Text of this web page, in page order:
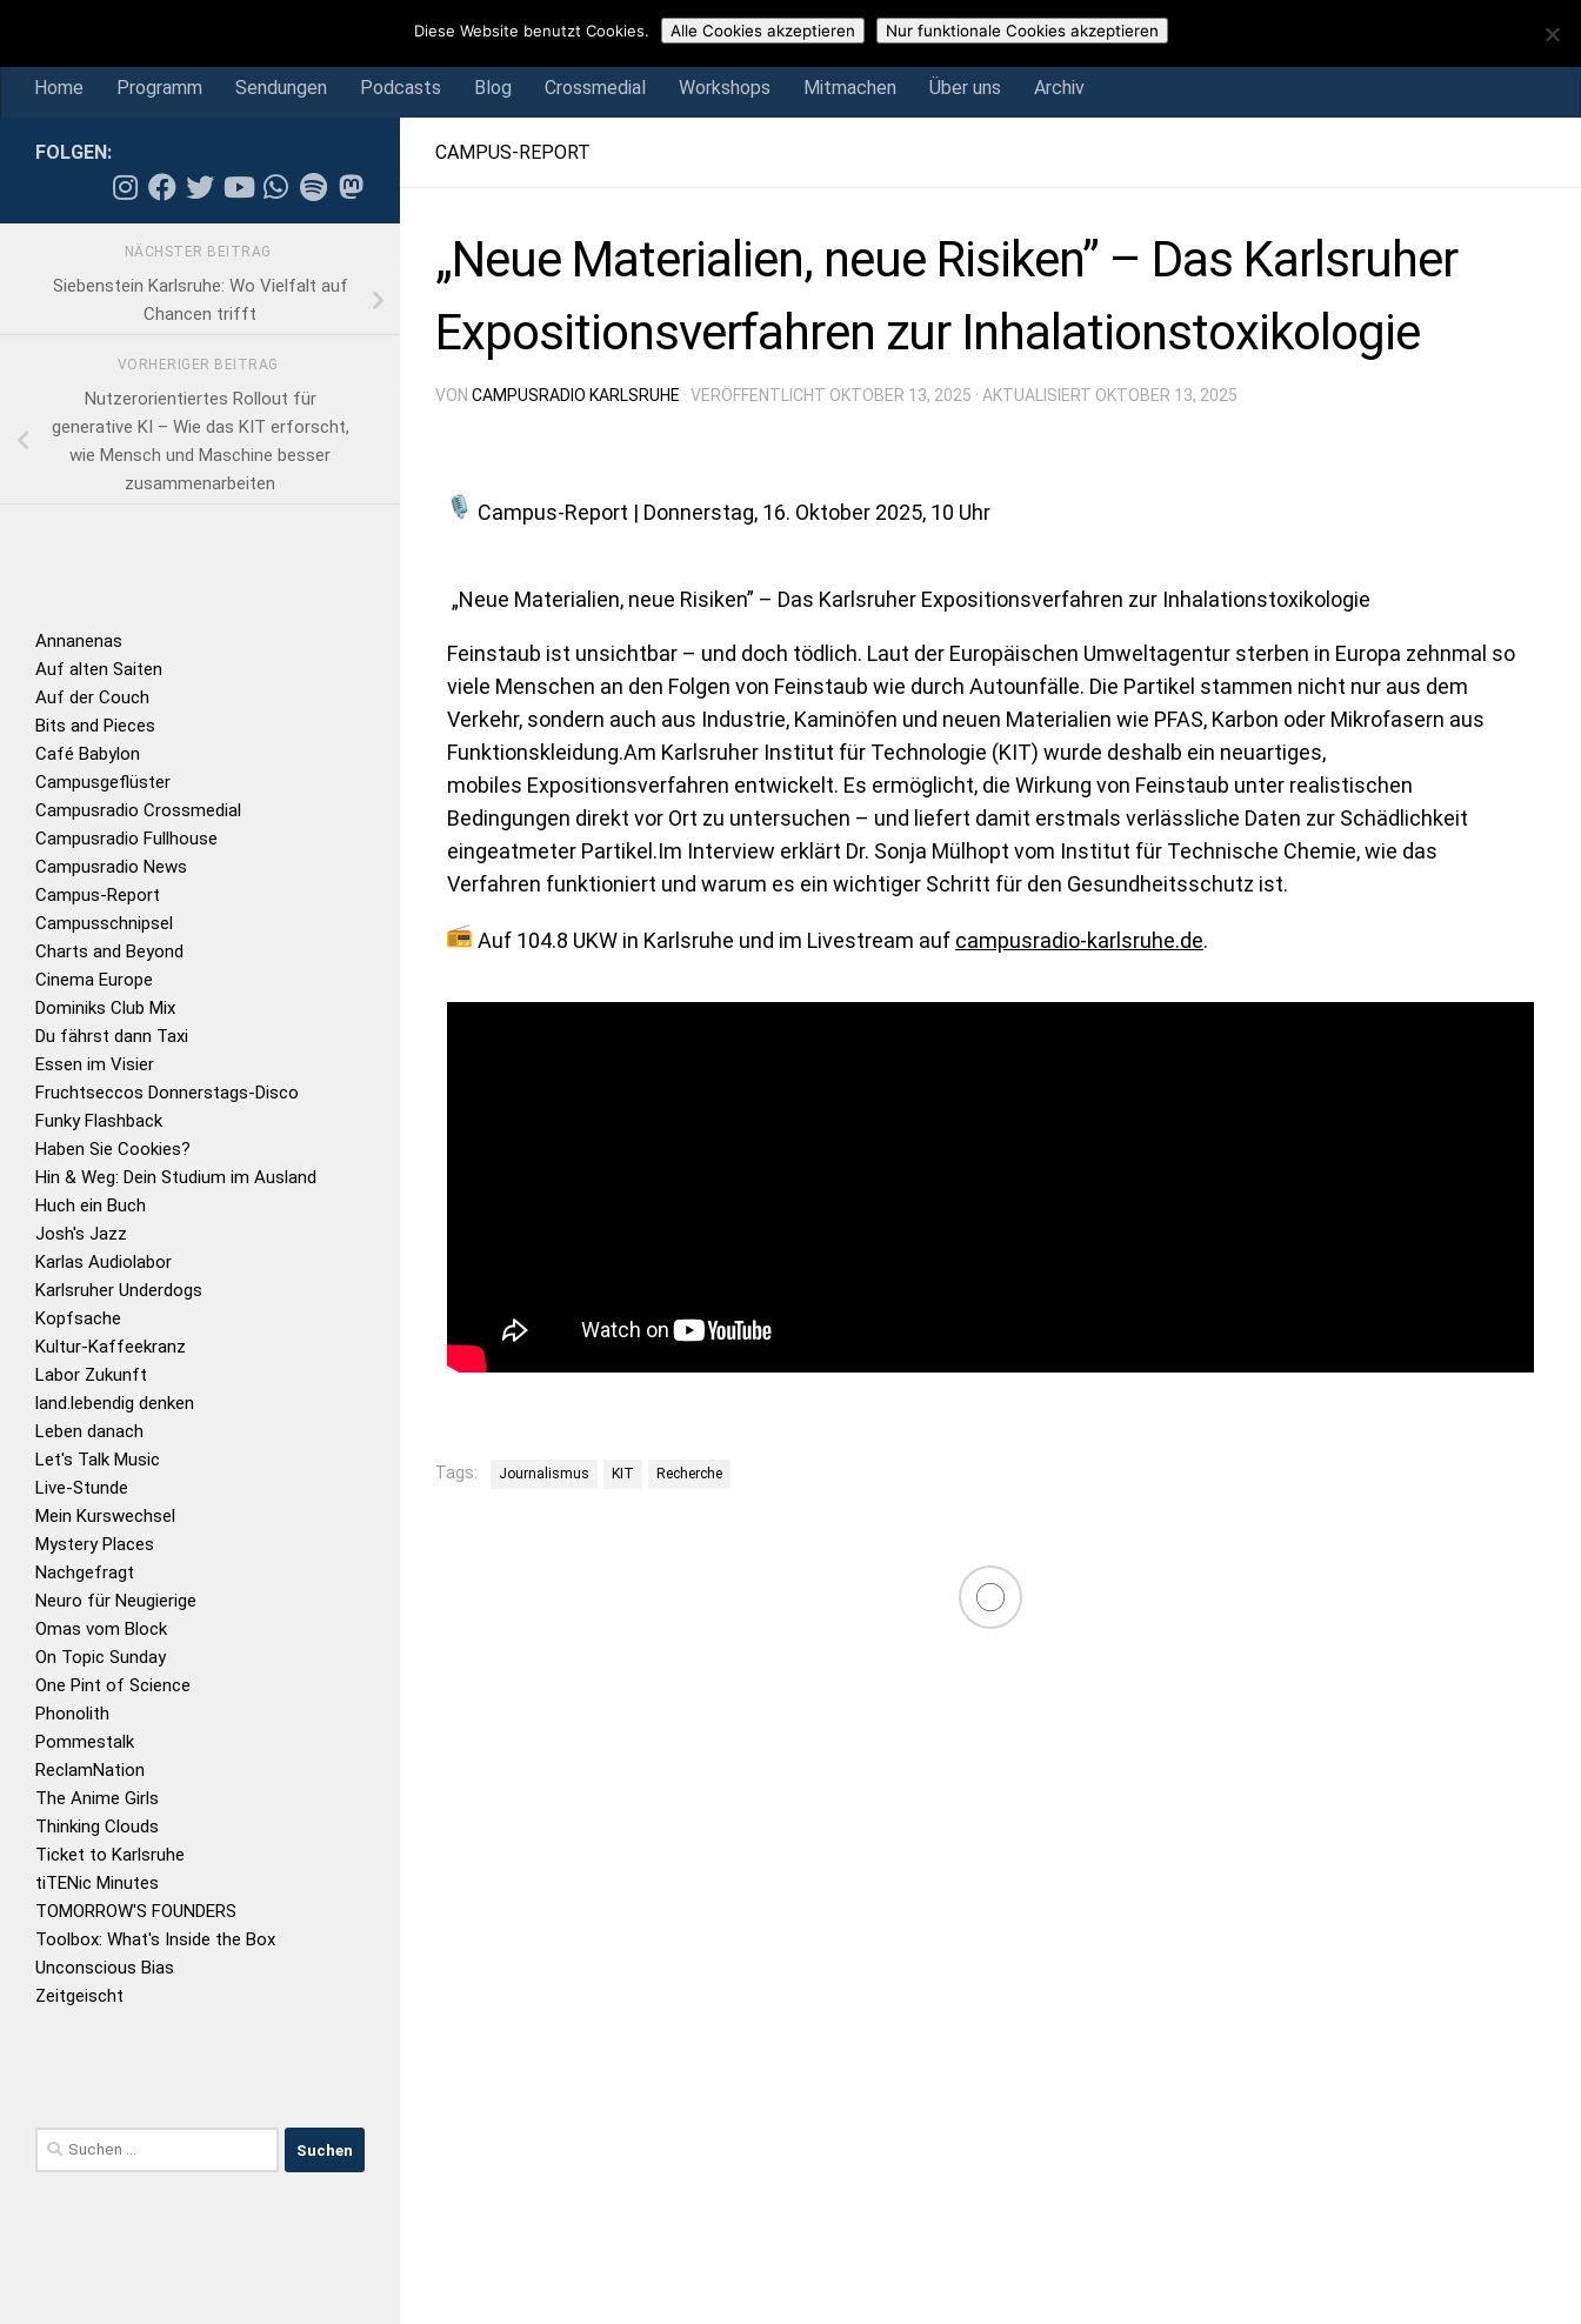
Podcasts Blog Crossmedial Workshops Mitmachen Über uns Archiv
Home Programm Sendungen Podcasts Blog Crossmedial Workshops Mitmachen Über uns Archiv
CAMPUS-REPORT
„Neue Materialien, neue Risiken” – Das Karlsruher
Expositionsverfahren zur Inhalationstoxikologie
VON CAMPUSRADIO KARLSRUHE · VERÖFFENTLICHT OKTOBER 13, 2025 · AKTUALISIERT OKTOBER 13, 2025
Campus-Report | Donnerstag, 16. Oktober 2025, 10 Uhr
„Neue Materialien, neue Risiken” – Das Karlsruher Expositionsverfahren zur Inhalationstoxikologie
Feinstaub ist unsichtbar – und doch tödlich. Laut der Europäischen Umweltagentur sterben in Europa zehnmal so
viele Menschen an den Folgen von Feinstaub wie durch Autounfälle. Die Partikel stammen nicht nur aus dem
Verkehr, sondern auch aus Industrie, Kaminöfen und neuen Materialien wie PFAS, Karbon oder Mikrofasern aus
Funktionskleidung.Am Karlsruher Institut für Technologie (KIT) wurde deshalb ein neuartiges,
mobiles Expositionsverfahren entwickelt. Es ermöglicht, die Wirkung von Feinstaub unter realistischen
Bedingungen direkt vor Ort zu untersuchen – und liefert damit erstmals verlässliche Daten zur Schädlichkeit
eingeatmeter Partikel.Im Interview erklärt Dr. Sonja Mülhopt vom Institut für Technische Chemie, wie das
Verfahren funktioniert und warum es ein wichtiger Schritt für den Gesundheitsschutz ist.
Auf 104.8 UKW in Karlsruhe und im Livestream auf campusradio-karlsruhe.de.
Tags: Journalismus KIT Recherche
FOLGEN:
NÄCHSTER BEITRAG
Siebenstein Karlsruhe: Wo Vielfalt auf
Chancen trifft
VORHERIGER BEITRAG
Nutzerorientiertes Rollout für
generative KI – Wie das KIT erforscht,
wie Mensch und Maschine besser
zusammenarbeiten
Annanenas
Auf alten Saiten
Auf der Couch
Bits and Pieces
Café Babylon
Campusgeflüster
Campusradio Crossmedial
Campusradio Fullhouse
Campusradio News
Campus-Report
Campusschnipsel
Charts and Beyond
Cinema Europe
Dominiks Club Mix
Du fährst dann Taxi
Essen im Visier
Fruchtseccos Donnerstags-Disco
Funky Flashback
Haben Sie Cookies?
Hin & Weg: Dein Studium im Ausland
Huch ein Buch
Josh's Jazz
Karlas Audiolabor
Karlsruher Underdogs
Kopfsache
Kultur-Kaffeekranz
Labor Zukunft
land.lebendig denken
Leben danach
Let's Talk Music
Live-Stunde
Mein Kurswechsel
Mystery Places
Nachgefragt
Neuro für Neugierige
Omas vom Block
On Topic Sunday
One Pint of Science
Phonolith
Pommestalk
ReclamNation
The Anime Girls
Thinking Clouds
Ticket to Karlsruhe
tiTENic Minutes
TOMORROW'S FOUNDERS
Toolbox: What's Inside the Box
Unconscious Bias
Zeitgeischt
Diese Website benutzt Cookies. Alle Cookies akzeptieren Nur funktionale Cookies akzeptieren